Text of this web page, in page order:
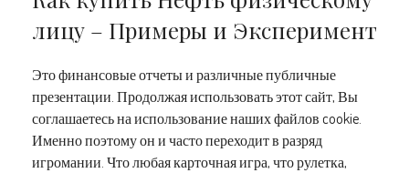
лицу – Примеры и Эксперимент
Это финансовые отчеты и различные публичные
презентации. Продолжая использовать этот сайт, Вы
соглашаетесь на использование наших файлов cookie.
Именно поэтому он и часто переходит в разряд
игромании. Что любая карточная игра, что рулетка,